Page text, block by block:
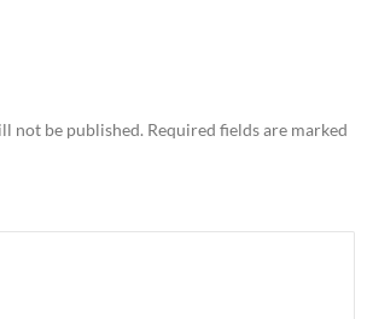
not be published. Required fields are marked